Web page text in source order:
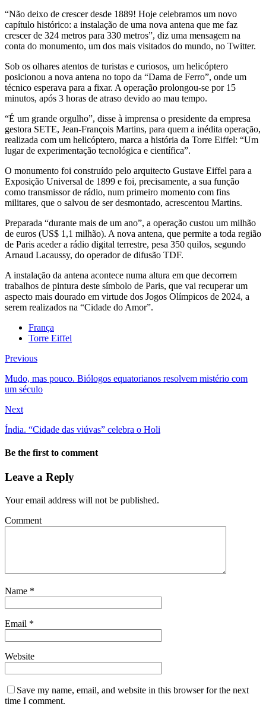
“Não deixo de crescer desde 1889! Hoje celebramos um novo
capítulo histórico: a instalação de uma nova antena que me faz
crescer de 324 metros para 330 metros”, diz uma mensagem na
conta do monumento, um dos mais visitados do mundo, no Twitter.
Sob os olhares atentos de turistas e curiosos, um helicóptero
posicionou a nova antena no topo da “Dama de Ferro”, onde um
técnico esperava para a fixar. A operação prolongou-se por 15
minutos, após 3 horas de atraso devido ao mau tempo.
“É um grande orgulho”, disse à imprensa o presidente da empresa
gestora SETE, Jean-François Martins, para quem a inédita operação,
realizada com um helicóptero, marca a história da Torre Eiffel: “Um
lugar de experimentação tecnológica e científica”.
O monumento foi construído pelo arquitecto Gustave Eiffel para a
Exposição Universal de 1899 e foi, precisamente, a sua função
como transmissor de rádio, num primeiro momento com fins
militares, que o salvou de ser desmontado, acrescentou Martins.
Preparada “durante mais de um ano”, a operação custou um milhão
de euros (US$ 1,1 milhão). A nova antena, que permite a toda região
de Paris aceder a rádio digital terrestre, pesa 350 quilos, segundo
Arnaud Lacaussy, do operador de difusão TDF.
A instalação da antena acontece numa altura em que decorrem
trabalhos de pintura deste símbolo de Paris, que vai recuperar um
aspecto mais dourado em virtude dos Jogos Olímpicos de 2024, a
serem realizados na “Cidade do Amor”.
França
Torre Eiffel
Previous
Mudo, mas pouco. Biólogos equatorianos resolvem mistério com
um século
Next
Índia. “Cidade das viúvas” celebra o Holi
Be the first to comment
Leave a Reply
Your email address will not be published.
Comment
Name *
Email *
Website
Save my name, email, and website in this browser for the next
time I comment.